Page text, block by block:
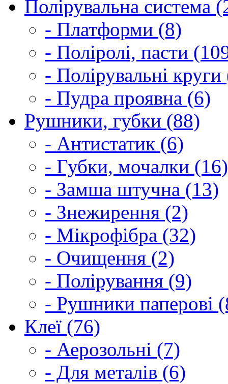
Полірувальна система
- Платформи (8)
- Поліролі, пасти
- Полірувальні
- Пудра проявна (6)
Рушники, губки (88)
- Антистатик (6)
- Губки, мочалки (16)
- Замша штучна (13)
- Знежирення (2)
- Мікрофібра (32)
- Очищення (2)
- Полірування (9)
- Рушники паперові
Клеї (76)
- Аерозольні (7)
- Для металів (6)